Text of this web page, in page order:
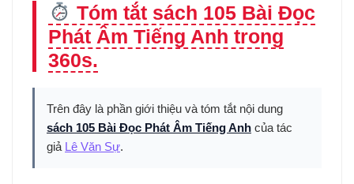
Tóm tắt sách 105 Bài Đọc
Phát Âm Tiếng Anh trong
360s.
Trên đây là phần giới thiệu và tóm tắt nội dung
sách 105 Bài Đọc Phát Âm Tiếng Anh của tác
giả Lê Văn Sự.